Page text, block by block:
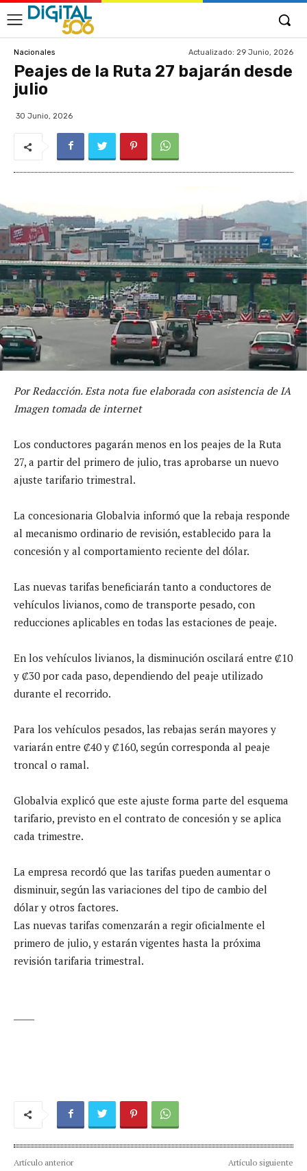
Nacionales Actualizado: 29 Junio, 2026
Peajes de la Ruta 27 bajarán desde
julio
30 Junio, 2026
Por Redacción. Esta nota fue elaborada con asistencia de IA
Imagen tomada de internet
Los conductores pagarán menos en los peajes de la Ruta
27, a partir del primero de julio, tras aprobarse un nuevo
ajuste tarifario trimestral.
La concesionaria Globalvia informó que la rebaja responde
al mecanismo ordinario de revisión, establecido para la
concesión y al comportamiento reciente del dólar.
Las nuevas tarifas beneficiarán tanto a conductores de
vehículos livianos, como de transporte pesado, con
reducciones aplicables en todas las estaciones de peaje.
En los vehículos livianos, la disminución oscilará entre ₡10
y ₡30 por cada paso, dependiendo del peaje utilizado
durante el recorrido.
Para los vehículos pesados, las rebajas serán mayores y
variarán entre ₡40 y ₡160, según corresponda al peaje
troncal o ramal.
Globalvia explicó que este ajuste forma parte del esquema
tarifario, previsto en el contrato de concesión y se aplica
cada trimestre.
La empresa recordó que las tarifas pueden aumentar o
disminuir, según las variaciones del tipo de cambio del
dólar y otros factores.
Las nuevas tarifas comenzarán a regir oficialmente el
primero de julio, y estarán vigentes hasta la próxima
revisión tarifaria trimestral.
Artículo anterior Artículo siguiente